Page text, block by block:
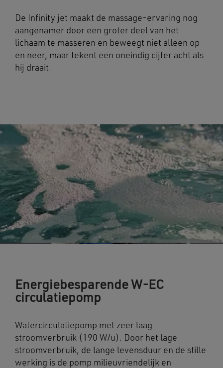
De Infinity jet maakt de massage-ervaring nog
aangenamer door een groter deel van het
lichaam te masseren en beweegt niet alleen op
en neer, maar tekent een oneindig cijfer acht als
hij draait.
Energiebesparende W-EC
circulatiepomp
Watercirculatiepomp met zeer laag
stroomverbruik (190 W/u). Door het lage
stroomverbruik, de lange levensduur en de stille
werking is de pomp milieuvriendelijk en